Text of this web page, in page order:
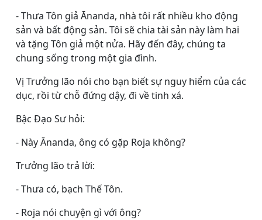
- Thưa Tôn giả Ānanda, nhà tôi rất nhiều kho động
sản và bất động sản. Tôi sẽ chia tài sản này làm hai
và tặng Tôn giả một nửa. Hãy đến đây, chúng ta
chung sống trong một gia đình.
Vị Trưởng lão nói cho bạn biết sự nguy hiểm của các
dục, rồi từ chỗ đứng dậy, đi về tinh xá.
Bậc Ðạo Sư hỏi:
- Này Ānanda, ông có gặp Roja không?
Trưởng lão trả lời:
- Thưa có, bạch Thế Tôn.
- Roja nói chuyện gì với ông?